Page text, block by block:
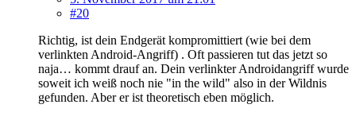
#20
Richtig, ist dein Endgerät kompromittiert (wie bei dem
verlinkten Android-Angriff) . Oft passieren tut das jetzt so
naja… kommt drauf an. Dein verlinkter Androidangriff wurde
soweit ich weiß noch nie "in the wild" also in der Wildnis
gefunden. Aber er ist theoretisch eben möglich.